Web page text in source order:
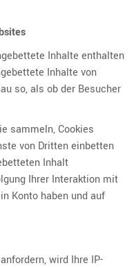
Inhalte enthalten
Inhalte von
so, als ob der Besucher
sammeln, Cookies
von Dritten einbetten
Inhalt
Ihrer Interaktion mit
Konto haben und auf
wird Ihre IP-